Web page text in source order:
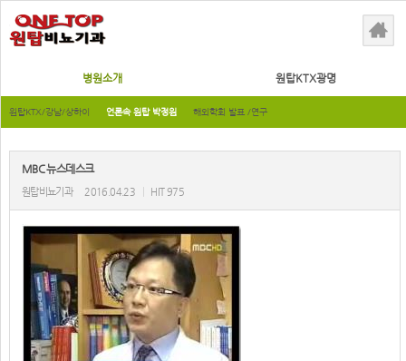
병원소개 원탑KTX광명
원탑KTX/강남/상하이 언론속 원탑 박정원 해외학회 발표 /연구
MBC 뉴스데스크
원탑비뇨기과 2016.04.23 HIT 975